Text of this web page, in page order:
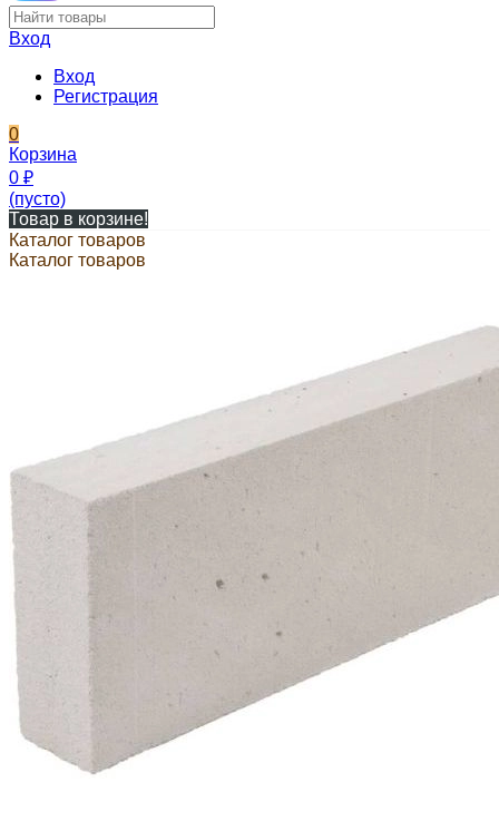
Вход
Вход
Регистрация
0
Корзина
0 ₽
(пусто)
Товар в корзине!
Каталог товаров
Каталог товаров